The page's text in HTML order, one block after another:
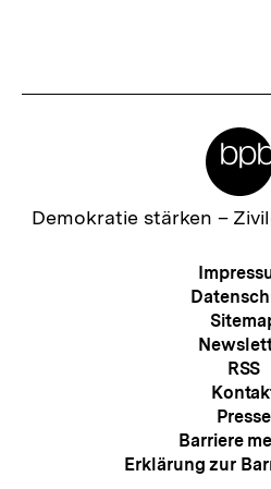
Zur
Demokratie stärken –
RSS
Presse
Barriere
Erklärung zur